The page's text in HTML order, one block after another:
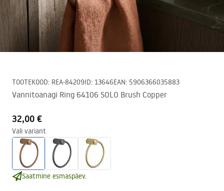
TOOTEKOOD: REA-84209ID: 13646EAN: 5906366035883
Vannitoanagi Ring 64106 SOLO Brush Copper
32,00 €
Vali variant
Saatmine esmaspäev.